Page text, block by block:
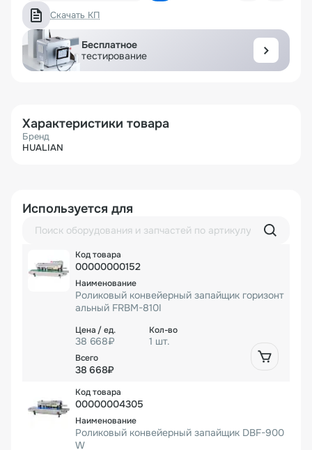
Скачать КП
Бесплатное
тестирование
Характеристики товара
Бренд
HUALIAN
Используется для
00000000152
Роликовый конвейерный запайщик горизонт
альный FRBM-810I
38 668₽ 1 шт.
38 668₽
00000004305
Роликовый конвейерный запайщик DBF-900
W